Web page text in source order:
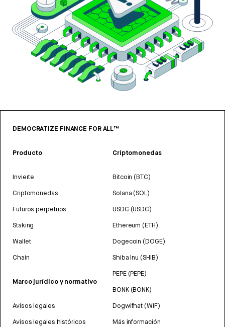
DEMOCRATIZE FINANCE FOR ALL™
Producto
Invierte
Criptomonedas
Futuros perpetuos
Staking
Wallet
Chain
Marco jurídico y normativo
Avisos legales
Avisos legales históricos
Criptomonedas
Bitcoin (BTC)
Solana (SOL)
USDC (USDC)
Ethereum (ETH)
Dogecoin (DOGE)
Shiba Inu (SHIB)
PEPE (PEPE)
BONK (BONK)
Dogwifhat (WIF)
Más información